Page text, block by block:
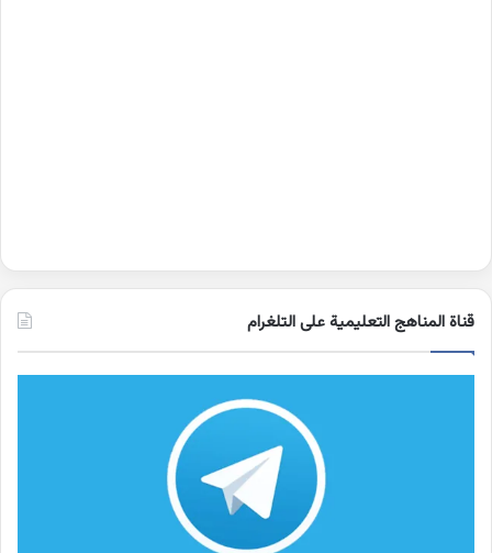
قناة المناهج التعليمية على التلغرام